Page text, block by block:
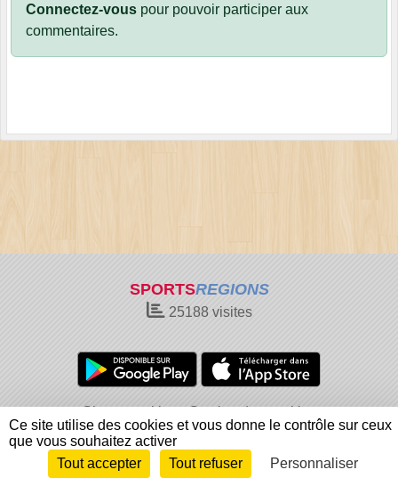
Connectez-vous pour pouvoir participer aux
commentaires.
SPORTSREGIONS
25188visites
Charte cookies
Gestion des cookies
Informations légales
Signaler un contenu inapproprié
Envie de participer ? Connexion
Ce site utilise des cookies et vous donne le contrôle sur ceux
que vous souhaitez activer
Tout accepter
Tout refuser Personnaliser